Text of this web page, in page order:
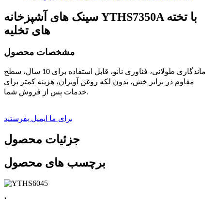
سینک های آشپزخانه YTHS7350A با تخته
های تخلیه
مشخصات محصول
ماندگاری طولانی، فناوری نانو، قابل استفاده برای 10 سال، سطح
مقاوم در برابر خش، بدون لکه روغن آویزان، هزینه کمتر برای
خدمات پس از فروش شما.
برای ما ایمیل بفرستید
جزئیات محصول
برچسب های محصول